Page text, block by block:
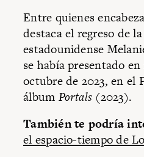
Entre quienes
destaca el regreso de
estadounidense
se había presentado
octubre de 2023, en el
álbum Portals (2023).
También te podría
el espacio-tiempo de